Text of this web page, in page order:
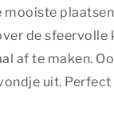
mooiste
de
af te maken.
uit.